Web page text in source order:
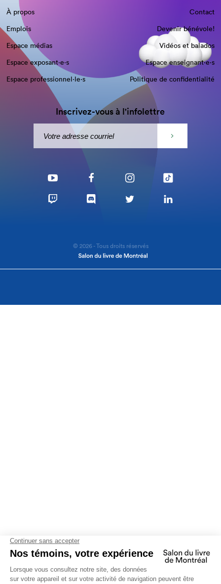
À propos
Contact
Emplois
Devenir bénévole!
Espace médias
Vidéos et balados
Espace exposant·e⋅s
Espace enseignant·e⋅s
Espace professionnel·le⋅s
Politique de confidentialité
Inscrivez-vous à l'infolettre
© 2026 - Tous droits réservés